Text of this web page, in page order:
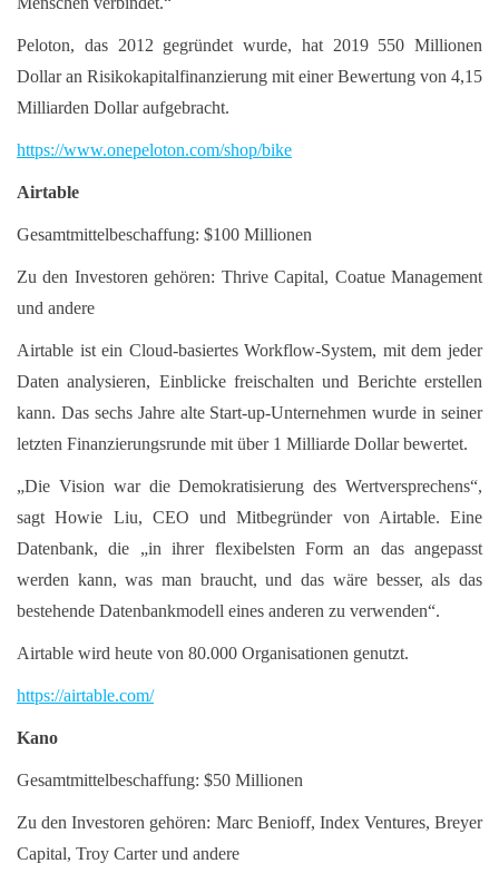
Peloton, das 2012 gegründet wurde, hat 2019 550 Millionen
Dollar an Risikokapitalfinanzierung mit einer Bewertung von 4,15
Milliarden Dollar aufgebracht.
https://www.onepeloton.com/shop/bike
Airtable
Gesamtmittelbeschaffung: $100 Millionen
Zu den Investoren gehören: Thrive Capital, Coatue Management
und andere
Airtable ist ein Cloud-basiertes Workflow-System, mit dem jeder
Daten analysieren, Einblicke freischalten und Berichte erstellen
kann. Das sechs Jahre alte Start-up-Unternehmen wurde in seiner
letzten Finanzierungsrunde mit über 1 Milliarde Dollar bewertet.
„Die Vision war die Demokratisierung des Wertversprechens“,
sagt Howie Liu, CEO und Mitbegründer von Airtable. Eine
Datenbank, die „in ihrer flexibelsten Form an das angepasst
werden kann, was man braucht, und das wäre besser, als das
bestehende Datenbankmodell eines anderen zu verwenden“.
Airtable wird heute von 80.000 Organisationen genutzt.
https://airtable.com/
Kano
Gesamtmittelbeschaffung: $50 Millionen
Zu den Investoren gehören: Marc Benioff, Index Ventures, Breyer
Capital, Troy Carter und andere